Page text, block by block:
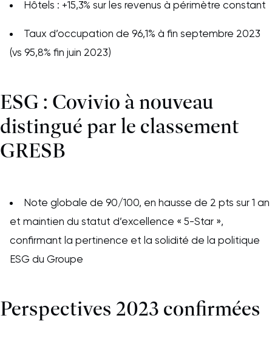
Hôtels : +15,3% sur les revenus à périmètre constant
Taux d’occupation de 96,1% à fin septembre 2023
(vs 95,8% fin juin 2023)
ESG : Covivio à nouveau
distingué par le classement
GRESB
Note globale de 90/100, en hausse de 2 pts sur 1 an
et maintien du statut d’excellence « 5-Star »,
confirmant la pertinence et la solidité de la politique
ESG du Groupe
Perspectives 2023 confirmées